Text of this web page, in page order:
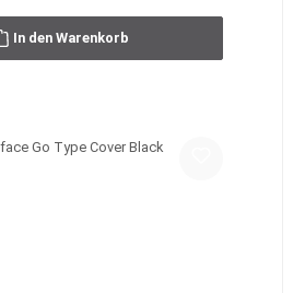
In den Warenkorb